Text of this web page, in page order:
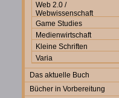
Web 2.0 /
Webwissenschaft
Game Studies
Medienwirtschaft
Kleine Schriften
Varia
Das aktuelle Buch
Bücher in Vorbereitung